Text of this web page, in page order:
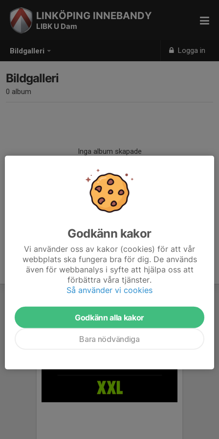
Bildgalleri Logga in
LINKÖPING INNEBANDY
LIBK U Dam
Bildgalleri
0 album
Inga album skapade
Godkänn kakor
Vi använder oss av kakor (cookies) för att vår
webbplats ska fungera bra för dig. De används
även för webbanalys i syfte att hjälpa oss att
förbättra våra tjänster.
Så använder vi cookies
Godkänn alla kakor
Bara nödvändiga